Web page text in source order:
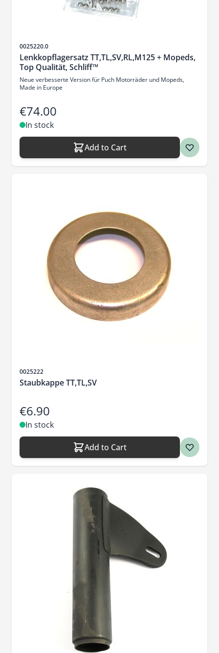
Sku
0025220.0
Lenkkopflagersatz TT,TL,SV,RL,M125 + Mopeds,
Top Qualität, Schliff™
Neue verbesserte Version für Puch Motorräder und Mopeds,
Made in Europe
€74.00
In stock
Add to Cart
Sku
0025222
Staubkappe TT,TL,SV
€6.90
In stock
Add to Cart